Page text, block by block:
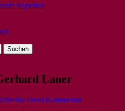
Repertoir
Lauer
einen Kommentar